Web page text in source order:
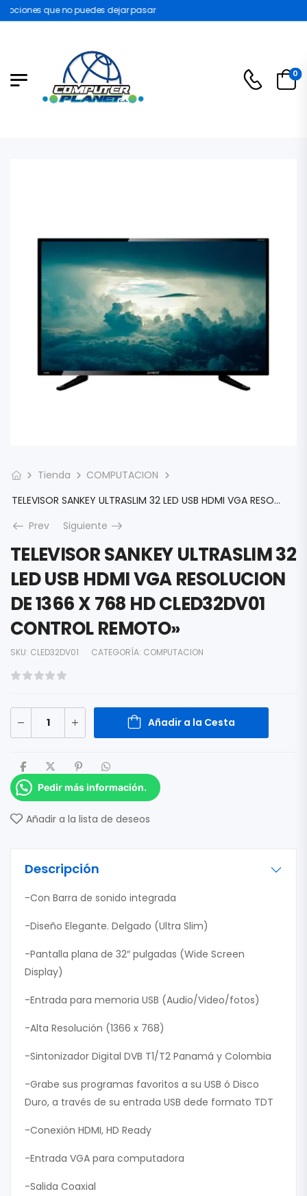
que no puedes dejar pasar
0
Tienda
COMPUTACION
TELEVISOR SANKEY ULTRASLIM 32 LED USB HDMI VGA RESOLUCION DE 1366 X 768 HD CLED32DV01 CONTROL REMOTO»
Prev
Siguiente
TELEVISOR SANKEY ULTRASLIM 32
LED USB HDMI VGA RESOLUCION
DE 1366 X 768 HD CLED32DV01
CONTROL REMOTO»
SKU: CLED32DV01 CATEGORÍA: COMPUTACION
Añadir a la Cesta
Pedir más información.
Añadir a la lista de deseos
Descripción
-Con Barra de sonido integrada
-Diseño Elegante. Delgado (Ultra Slim)
-Pantalla plana de 32″ pulgadas (Wide Screen
Display)
-Entrada para memoria USB (Audio/Video/fotos)
-Alta Resolución (1366 x 768)
-Sintonizador Digital DVB T1/T2 Panamá y Colombia
-Grabe sus programas favoritos a su USB ó Disco
Duro, a través de su entrada USB dede formato TDT
-Conexión HDMI, HD Ready
-Entrada VGA para computadora
-Salida Coaxial